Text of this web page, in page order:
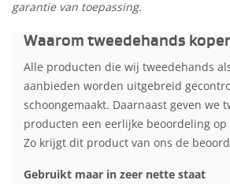
garantie van toepassing.
Waarom tweedehands
Alle producten die wij tweedehands
aanbieden worden uitgebreid
schoongemaakt. Daarnaast geven we
producten een eerlijke beoordeling
Zo krijgt dit product van ons de
Gebruikt maar in zeer nette staat